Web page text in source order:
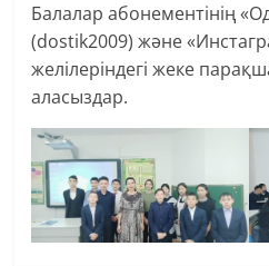
Балалар абонементінің
(dostik2009) және
желілеріндегі жеке
аласыздар.